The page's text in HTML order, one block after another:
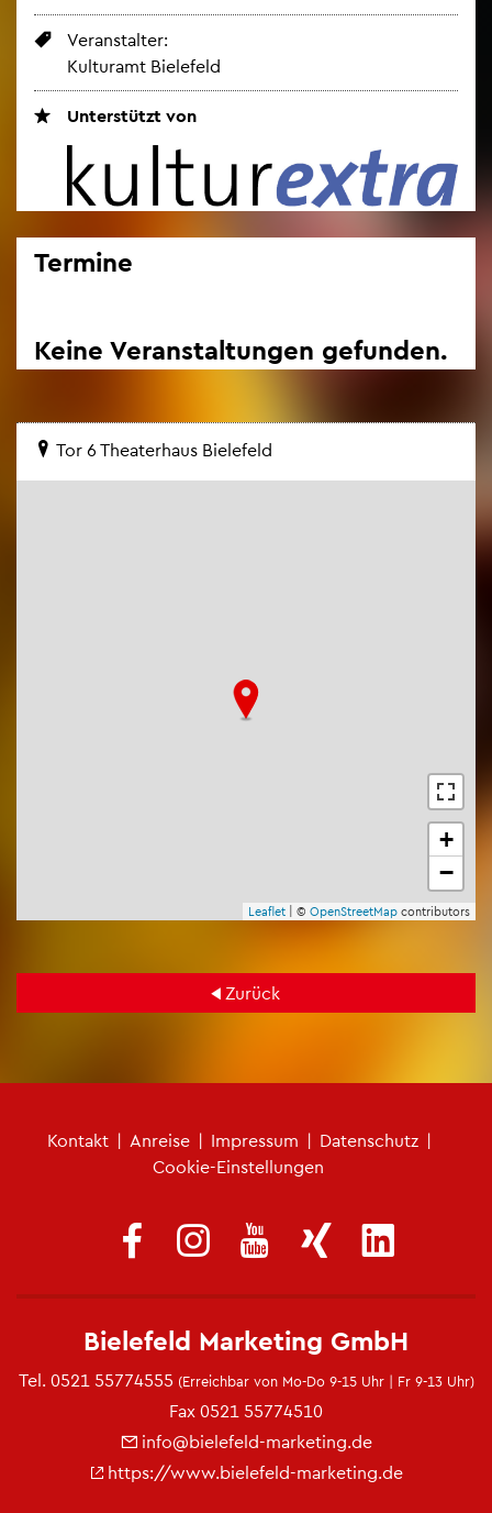
Ver­an­stal­ter:
Kul­tur­amt Bie­le­feld
Un­ter­stützt von
Ter­mi­ne
Keine Ver­an­stal­tun­gen ge­fun­den.
Tor 6 Thea­ter­haus Bie­le­feld
+
−
Leaf­let | © Open­Street­Map con­tri­bu­tors
Zu­rück
Kon­takt | An­rei­se | Im­pres­sum | Da­ten­schutz |
Coo­kie-Ein­stel­lun­gen
Bie­le­feld Mar­ke­ting GmbH
Tel. 0521 55774555 (Er­reich­bar von Mo-Do 9-15 Uhr | Fr 9-13 Uhr)
Fax 0521 55774510
info@​bielefeld-​marketing.​de
https://​www.​bielefeld-​marketing.​de